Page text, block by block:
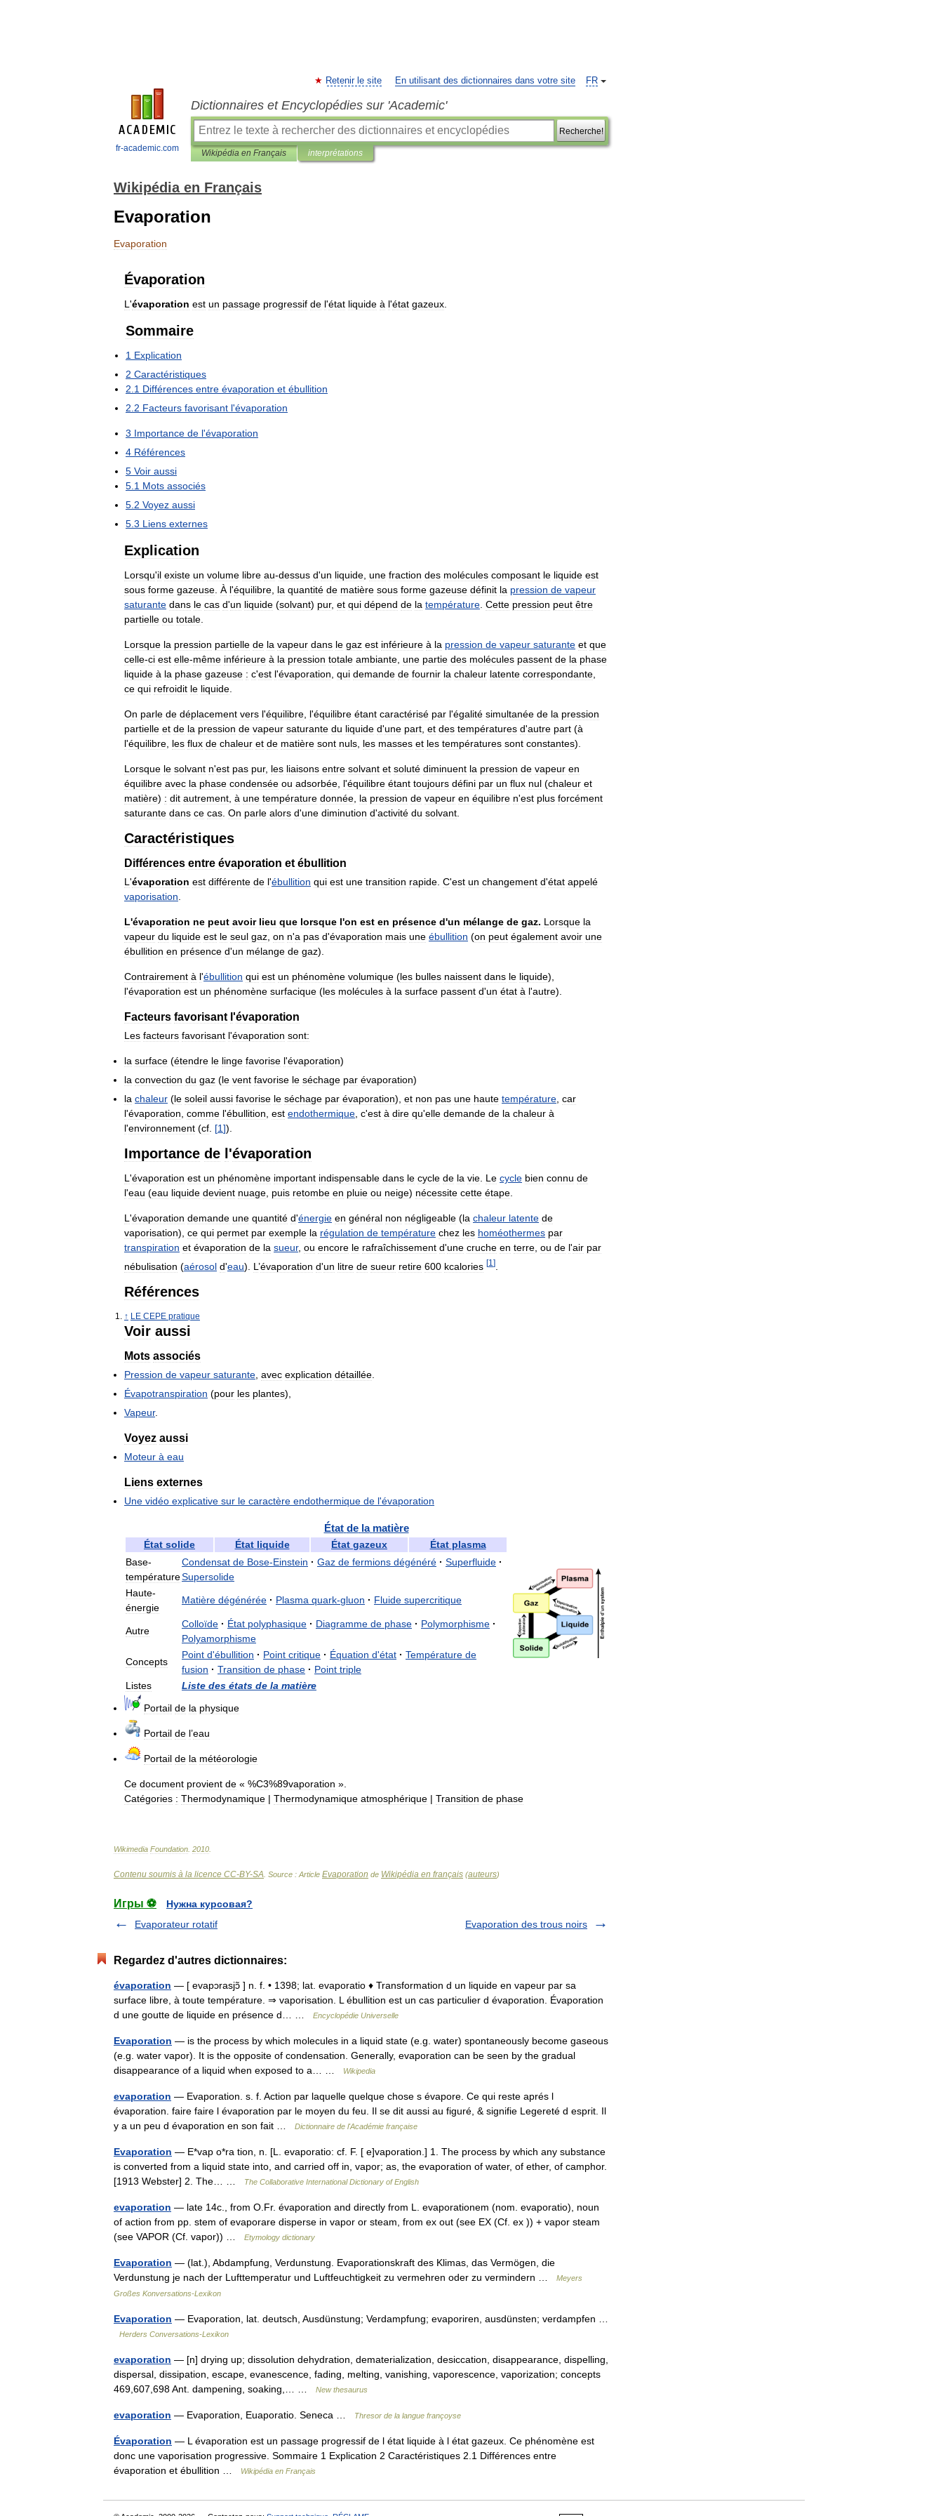
fr-academic.com
FR
Retenir le site En utilisant des dictionnaires dans votre site
Dictionnaires et Encyclopédies sur 'Academic'
Recherche!
Wikipédia en Français interprétations
Wikipédia en Français
Evaporation
Evaporation
Évaporation
L 'évaporation est un passage progressif de l'état liquide à l'état gazeux
Sommaire
1 Explication
2 Caractéristiques
2 1 Différences entre évaporation et ébullition
2 2 Facteurs favorisant l'évaporation
3 Importance de l'évaporation
4 Références
5 Voir aussi
5 1 Mots associés
5 2 Voyez aussi
5 3 Liens externes
Explication
Lorsqu'il existe un volume libre au-dessus d'un liquide une fraction des molécules composant le liquide est
sous forme gazeuse À l'équilibre la quantité de matière sous forme gazeuse définit la pression de vapeur
saturante dans le cas d'un liquide (solvant) pur, et qui dépend de la température Cette pression peut être
partielle ou totale
Lorsque la pression partielle de la vapeur dans le gaz est inférieure à la pression de vapeur saturante et que
celle-ci est elle-même inférieure à la pression totale ambiante une partie des molécules passent de la phase
liquide à la phase gazeuse : c'est l'évaporation qui demande de fournir la chaleur latente correspondante
ce qui refroidit le liquide
On parle de déplacement vers l'équilibre l'équilibre étant caractérisé par l'égalité simultanée de la pression
partielle et de la pression de vapeur saturante du liquide d'une part et des températures d'autre part (à
l'équilibre les flux de chaleur et de matière sont nuls les masses et les températures sont constantes).
Lorsque le solvant n'est pas pur, les liaisons entre solvant et soluté diminuent la pression de vapeur en
équilibre avec la phase condensée ou adsorbée l'équilibre étant toujours défini par un flux nul (chaleur et
matière) : dit autrement à une température donnée la pression de vapeur en équilibre n'est plus forcément
saturante dans ce cas On parle alors d'une diminution d'activité du solvant
Caractéristiques
Différences entre évaporation et ébullition
L 'évaporation est différente de l'ébullition qui est une transition rapide C'est un changement d'état appelé
vaporisation
L'évaporation ne peut avoir lieu que lorsque l'on est en présence d'un mélange de gaz. Lorsque la
vapeur du liquide est le seul gaz on n'a pas d'évaporation mais une ébullition (on peut également avoir une
ébullition en présence d'un mélange de gaz).
Contrairement à l'ébullition qui est un phénomène volumique (les bulles naissent dans le liquide),
l'évaporation est un phénomène surfacique (les molécules à la surface passent d'un état à l'autre).
Facteurs favorisant 'évaporation
Les facteurs favorisant l'évaporation sont:
la surface (étendre le linge favorise l'évaporation)
la convection du gaz (le vent favorise le séchage par évaporation)
la chaleur (le soleil aussi favorise le séchage par évaporation), et non pas une haute température car
l'évaporation comme l'ébullition est endothermique c'est à dire qu'elle demande de la chaleur à
l'environnement (cf [1]).
Importance de 'évaporation
L 'évaporation est un phénomène important indispensable dans le cycle de la vie Le cycle bien connu de
l'eau (eau liquide devient nuage puis retombe en pluie ou neige) nécessite cette étape
L 'évaporation demande une quantité d'énergie en général non négligeable (la chaleur latente de
vaporisation), ce qui permet par exemple la régulation de température chez les homéothermes par
transpiration et évaporation de la sueur, ou encore le rafraîchissement d'une cruche en terre ou de l'air par
nébulisation (aérosol d'eau). L ’évaporation d'un litre de sueur retire 600 kcalories [1 ]
Références
↑ LE CEPE pratique
Voir aussi
Mots associés
Pression de vapeur saturante avec explication détaillée
Évapotranspiration (pour les plantes),
Vapeur.
Voyez aussi
Moteur à eau
Liens externes
Une vidéo explicative sur le caractère endothermique de l'évaporation
État de la matière
État solide État liquide État gazeux État plasma
Base-
température
Condensat de Bose-Einstein · Gaz de fermions dégénéré · Superfluide ·
Supersolide
Haute-
énergie
Matière dégénérée · Plasma quark-gluon · Fluide supercritique
Autre
Colloïde · État polyphasique · Diagramme de phase · Polymorphisme ·
Polyamorphisme
Concepts
Point d'ébullition · Point critique · Équation d'état · Température de
fusion · Transition de phase · Point triple
Listes
Liste des états de la matière
Portail de la physique
Portail de l’eau
Portail de la météorologie
Ce document provient de « %C3%89vaporation ».
Catégories : Thermodynamique | Thermodynamique atmosphérique | Transition de phase
Wikimedia Foundation 2010
Contenu soumis à la licence CC-BY-SA . Source : Article Evaporation de Wikipédia en français (auteurs)
Игры ⚽
Нужна курсовая?
Evaporateur rotatif
Evaporation des trous noirs
Regardez d'autres dictionnaires:
évaporation — [ evapɔrasjɔ̃ ] n. f. • 1398; lat. evaporatio ♦ Transformation d un liquide en vapeur par sa
surface libre, à toute température. ⇒ vaporisation. L ébullition est un cas particulier d évaporation. Évaporation
d une goutte de liquide en présence d… …
Encyclopédie Universelle
Evaporation — is the process by which molecules in a liquid state (e.g. water) spontaneously become gaseous
(e.g. water vapor). It is the opposite of condensation. Generally, evaporation can be seen by the gradual
disappearance of a liquid when exposed to a… …
Wikipedia
evaporation — Evaporation. s. f. Action par laquelle quelque chose s évapore. Ce qui reste aprés l
évaporation. faire faire l évaporation par le moyen du feu. Il se dit aussi au figuré, & signifie Legereté d esprit. Il
y a un peu d évaporation en son fait …
Dictionnaire de l'Académie française
Evaporation — E*vap o*ra tion, n. [L. evaporatio: cf. F. [ e]vaporation.] 1. The process by which any substance
is converted from a liquid state into, and carried off in, vapor; as, the evaporation of water, of ether, of camphor.
[1913 Webster] 2. The… …
The Collaborative International Dictionary of English
evaporation — late 14c., from O.Fr. évaporation and directly from L. evaporationem (nom. evaporatio), noun
of action from pp. stem of evaporare disperse in vapor or steam, from ex out (see EX (Cf. ex )) + vapor steam
(see VAPOR (Cf. vapor)) …
Etymology dictionary
Evaporation — (lat.), Abdampfung, Verdunstung. Evaporationskraft des Klimas, das Vermögen, die
Verdunstung je nach der Lufttemperatur und Luftfeuchtigkeit zu vermehren oder zu vermindern …
Meyers
Großes Konversations-Lexikon
Evaporation — Evaporation, lat. deutsch, Ausdünstung; Verdampfung; evaporiren, ausdünsten; verdampfen …
Herders Conversations-Lexikon
evaporation — [n] drying up; dissolution dehydration, dematerialization, desiccation, disappearance, dispelling,
dispersal, dissipation, escape, evanescence, fading, melting, vanishing, vaporescence, vaporization; concepts
469,607,698 Ant. dampening, soaking,… …
New thesaurus
evaporation — Evaporation, Euaporatio. Seneca … Thresor de la langue françoyse
Évaporation — L évaporation est un passage progressif de l état liquide à l état gazeux. Ce phénomène est
donc une vaporisation progressive. Sommaire 1 Explication 2 Caractéristiques 2.1 Différences entre
évaporation et ébullition …
Wikipédia en Français